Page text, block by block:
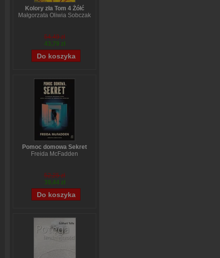
Kolory zła Tom 4 Żółć
Małgorzata Oliwia Sobczak
54,49 zł
43,79 zł
Pomoc domowa Sekret
Freida McFadden
52,25 zł
39,44 zł